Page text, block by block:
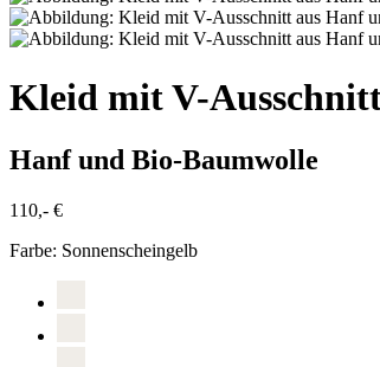
Kleid mit V-
Hanf und Bio-Baumwolle
110,- €
Farbe: Sonnenscheingelb